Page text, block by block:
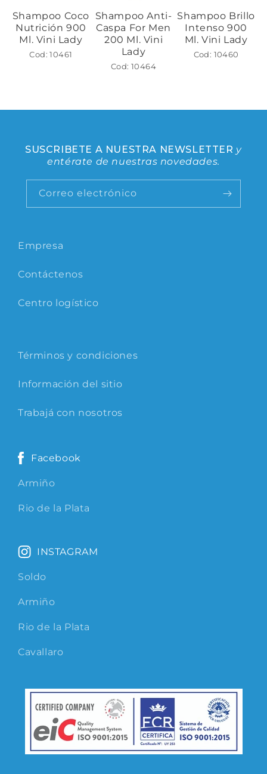
Shampoo Coco
Nutrición 900
Ml. Vini Lady
Cod: 10461
Shampoo Anti-
Caspa For Men
200 Ml. Vini
Lady
Cod: 10464
Shampoo Brillo
Intenso 900
Ml. Vini Lady
Cod: 10460
Empresa
Contáctenos
Centro logístico
Términos y condiciones
Información del sitio
Trabajá con nosotros
Facebook
Armiño
Rio de la Plata
INSTAGRAM
Soldo
Armiño
Rio de la Plata
Cavallaro
SUSCRIBETE A NUESTRA NEWSLETTER y
entérate de nuestras novedades.
Correo electrónico